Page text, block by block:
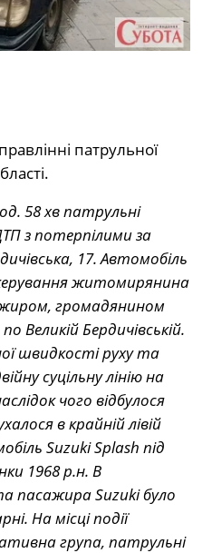
патрульної
58 хв патрульні
з потерпілими за
17. Автомобіль
житомирянина
громадянином
Великій Бердичівській.
швидкості руху та
суцільну лінію на
чого відбулося
в крайній лівій
Suzuki Splash під
1968 р.н. В
пасажира Suzuki було
На місці події
група, патрульні